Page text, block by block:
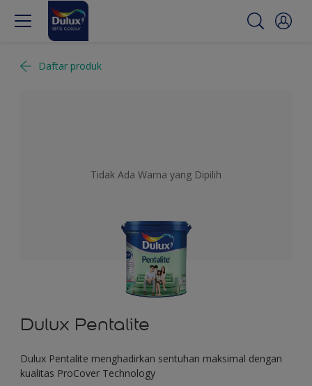
Daftar produk
Tidak Ada Warna yang Dipilih
Dulux Pentalite
Dulux Pentalite menghadirkan sentuhan maksimal dengan
kualitas ProCover Technology